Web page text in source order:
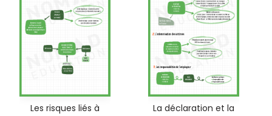
Les risques liés à
La déclaration et la